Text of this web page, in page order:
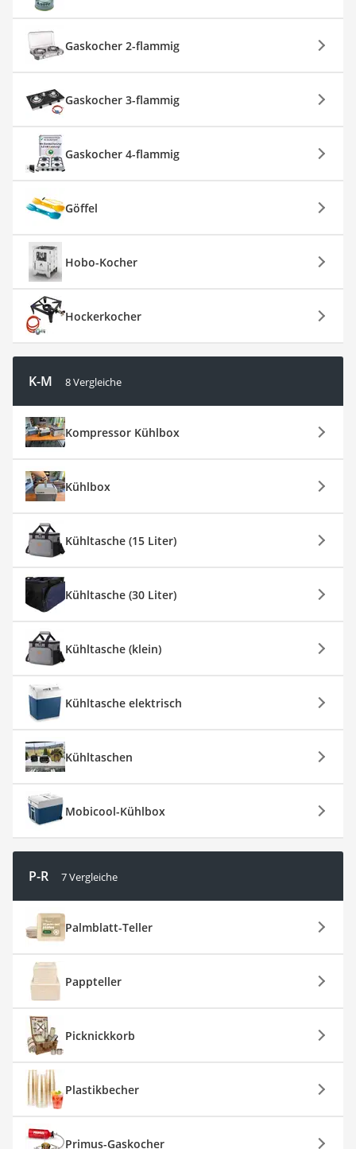
Gaskocher 2-flammig
Gaskocher 3-flammig
Gaskocher 4-flammig
Göffel
Hobo-Kocher
Hockerkocher
K-M 8 Vergleiche
Kompressor Kühlbox
Kühlbox
Kühltasche (15 Liter)
Kühltasche (30 Liter)
Kühltasche (klein)
Kühltasche elektrisch
Kühltaschen
Mobicool-Kühlbox
P-R 7 Vergleiche
Palmblatt-Teller
Pappteller
Picknickkorb
Plastikbecher
Primus-Gaskocher